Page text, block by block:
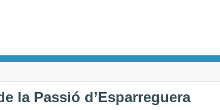
la Passió d’Esparreguera